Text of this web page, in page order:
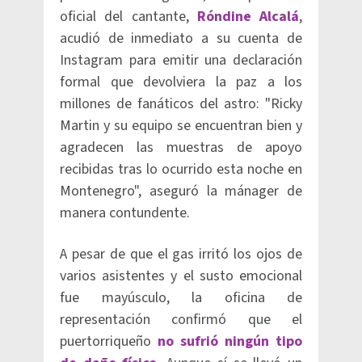
oficial del cantante, Róndine Alcalá,
acudió de inmediato a su cuenta de
Instagram para emitir una declaración
formal que devolviera la paz a los
millones de fanáticos del astro: "Ricky
Martin y su equipo se encuentran bien y
agradecen las muestras de apoyo
recibidas tras lo ocurrido esta noche en
Montenegro", aseguró la mánager de
manera contundente.
A pesar de que el gas irritó los ojos de
varios asistentes y el susto emocional
fue mayúsculo, la oficina de
representación confirmó que el
puertorriqueño no sufrió ningún tipo